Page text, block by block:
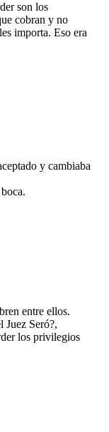
son los
cobran y no
importa. Eso era
y cambiaba
entre ellos.
Juez Seró?,
los privilegios